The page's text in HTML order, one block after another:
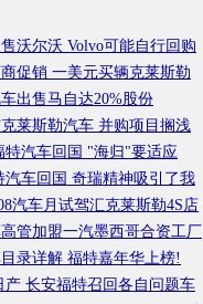
沃尔沃 Volvo可能自行回购
促销 一美元买辆克莱斯勒
出售马自达20%股份
莱斯勒汽车 并购项目搁浅
特汽车回国 "海归"要适应
汽车回国 奇瑞精神吸引了我
汽车月试驾汇克莱斯勒4S店
管加盟一汽墨西哥合资工厂
录详解 福特嘉年华上榜!
产 长安福特召回各自问题车